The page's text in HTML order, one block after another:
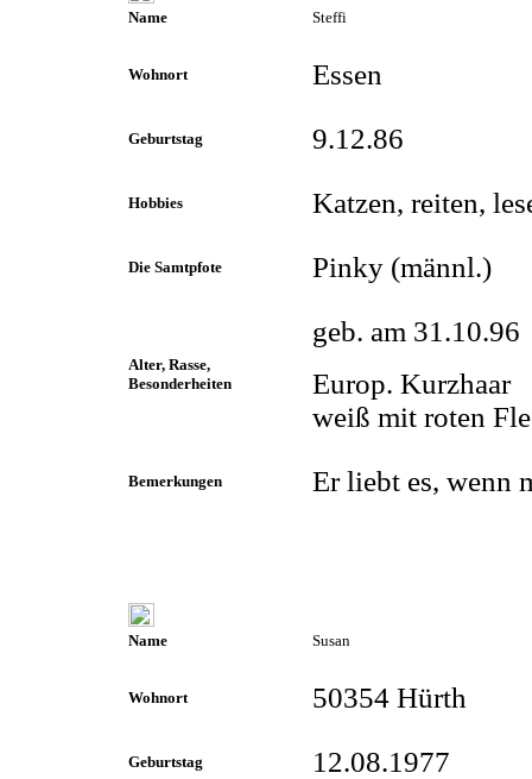
Name Steffi
Wohnort Essen
Geburtstag 9.12.86
Hobbies Katzen, reiten,
Die Samtpfote Pinky (männl.)
Alter, Rasse,
Besonderheiten
geb. am 31.10.96
Europ. Kurzhaar
weiß mit roten
Bemerkungen Er liebt es, wenn
Name Susan
Wohnort 50354 Hürth
Geburtstag 12.08.1977